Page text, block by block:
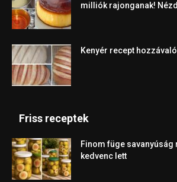
milliók rajonganak!
Kenyér recept
Friss receptek
Finom füge savanyúság
kedvenc lett